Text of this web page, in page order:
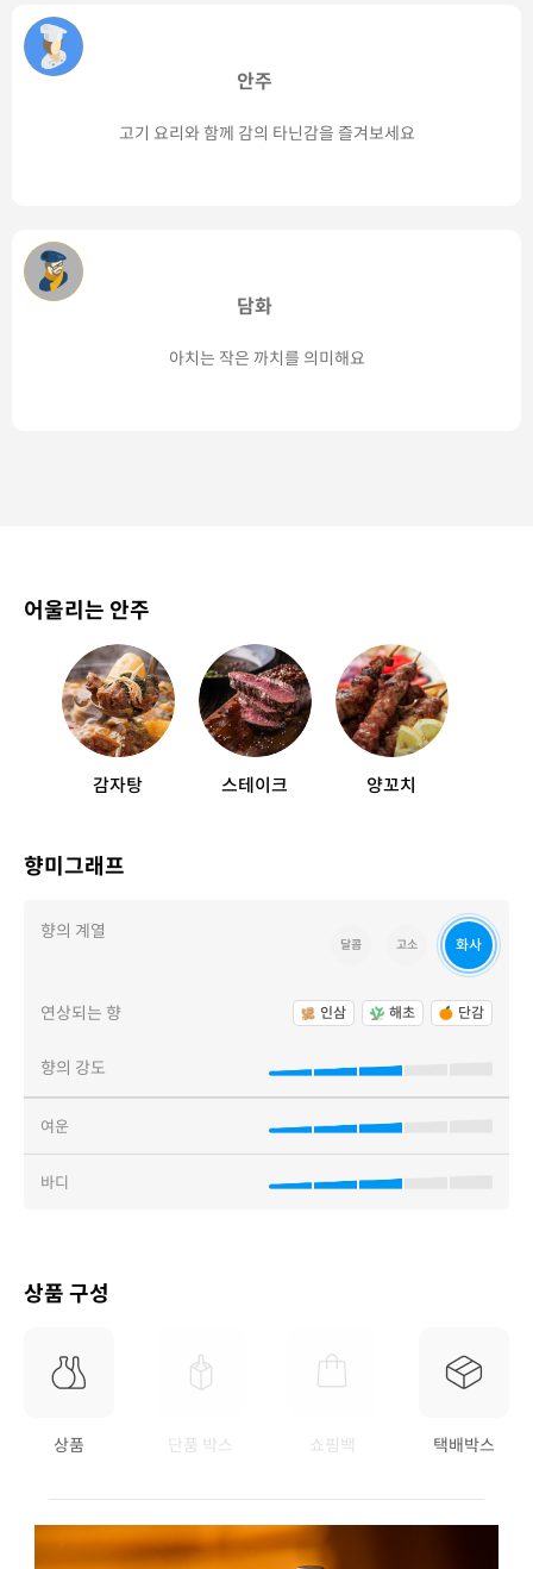
안주
고기 요리와 함께 감의 타닌감을 즐겨보세요
담화
아치는 작은 까치를 의미해요
어울리는 안주
감자탕 스테이크 양꼬치
향미그래프
향의 계열
달콤 고소 화사
연상되는 향 인삼 해초 단감
향의 강도
여운
바디
상품 구성
상품 단품 박스 쇼핑백 택배박스